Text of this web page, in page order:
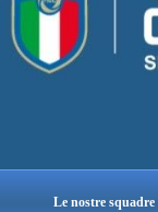
Le nostre squadre